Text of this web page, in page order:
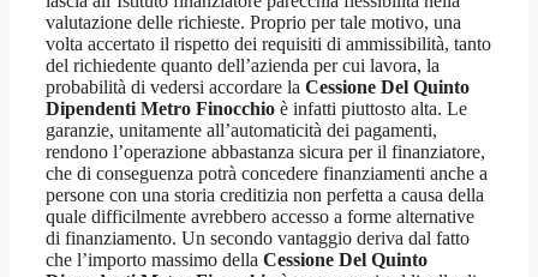
valutazione delle richieste. Proprio per tale motivo, una
volta accertato il rispetto dei requisiti di ammissibilità, tanto
del richiedente quanto dell’azienda per cui lavora, la
probabilità di vedersi accordare la Cessione Del Quinto
Dipendenti Metro Finocchio è infatti piuttosto alta. Le
garanzie, unitamente all’automaticità dei pagamenti,
rendono l’operazione abbastanza sicura per il finanziatore,
che di conseguenza potrà concedere finanziamenti anche a
persone con una storia creditizia non perfetta a causa della
quale difficilmente avrebbero accesso a forme alternative
di finanziamento. Un secondo vantaggio deriva dal fatto
che l’importo massimo della Cessione Del Quinto